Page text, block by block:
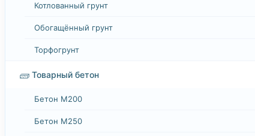
Котлованный грунт
Обогащённый грунт
Торфогрунт
🧱 Товарный бетон
Бетон М200
Бетон М250